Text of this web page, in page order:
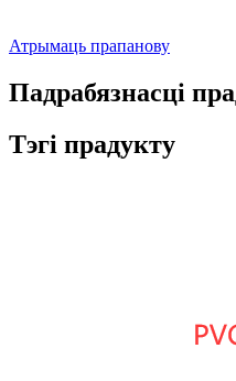
Атрымаць прапанову
Падрабязнасці
Тэгі прадукту